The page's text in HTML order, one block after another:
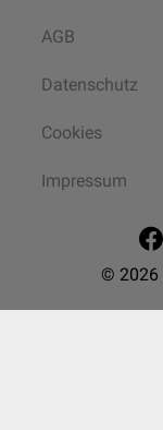
AGB
Datenschutz
Cookies
Impressum
© 2026